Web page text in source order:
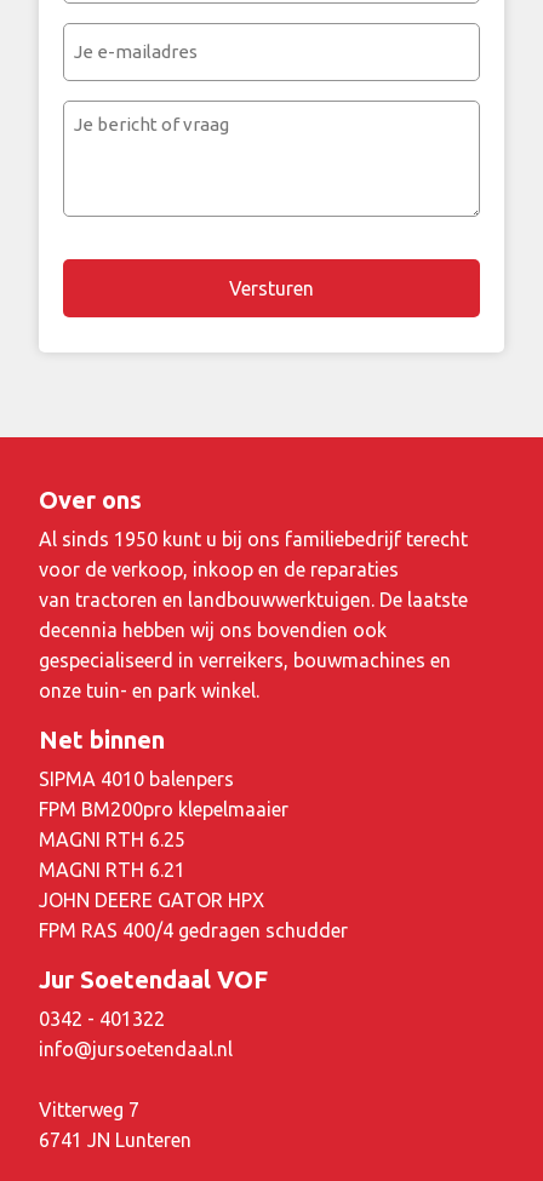
(Vereist)
mailadres
Je
Over ons
Al sinds 1950 kunt u bij ons familiebedrijf terecht
voor de verkoop, inkoop en de reparaties
van tractoren en landbouwwerktuigen. De laatste
decennia hebben wij ons bovendien ook
gespecialiseerd in verreikers, bouwmachines en
onze tuin- en park winkel.
Net binnen
SIPMA 4010 balenpers
FPM BM200pro klepelmaaier
MAGNI RTH 6.25
MAGNI RTH 6.21
JOHN DEERE GATOR HPX
FPM RAS 400/4 gedragen schudder
Jur Soetendaal VOF
0342 - 401322
info@jursoetendaal.nl
Vitterweg 7
6741 JN Lunteren